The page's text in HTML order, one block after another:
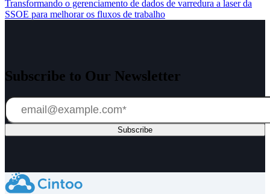
Transformando o gerenciamento de dados de varredura a laser da
SSOE para melhorar os fluxos de trabalho
Subscribe to Our Newsletter